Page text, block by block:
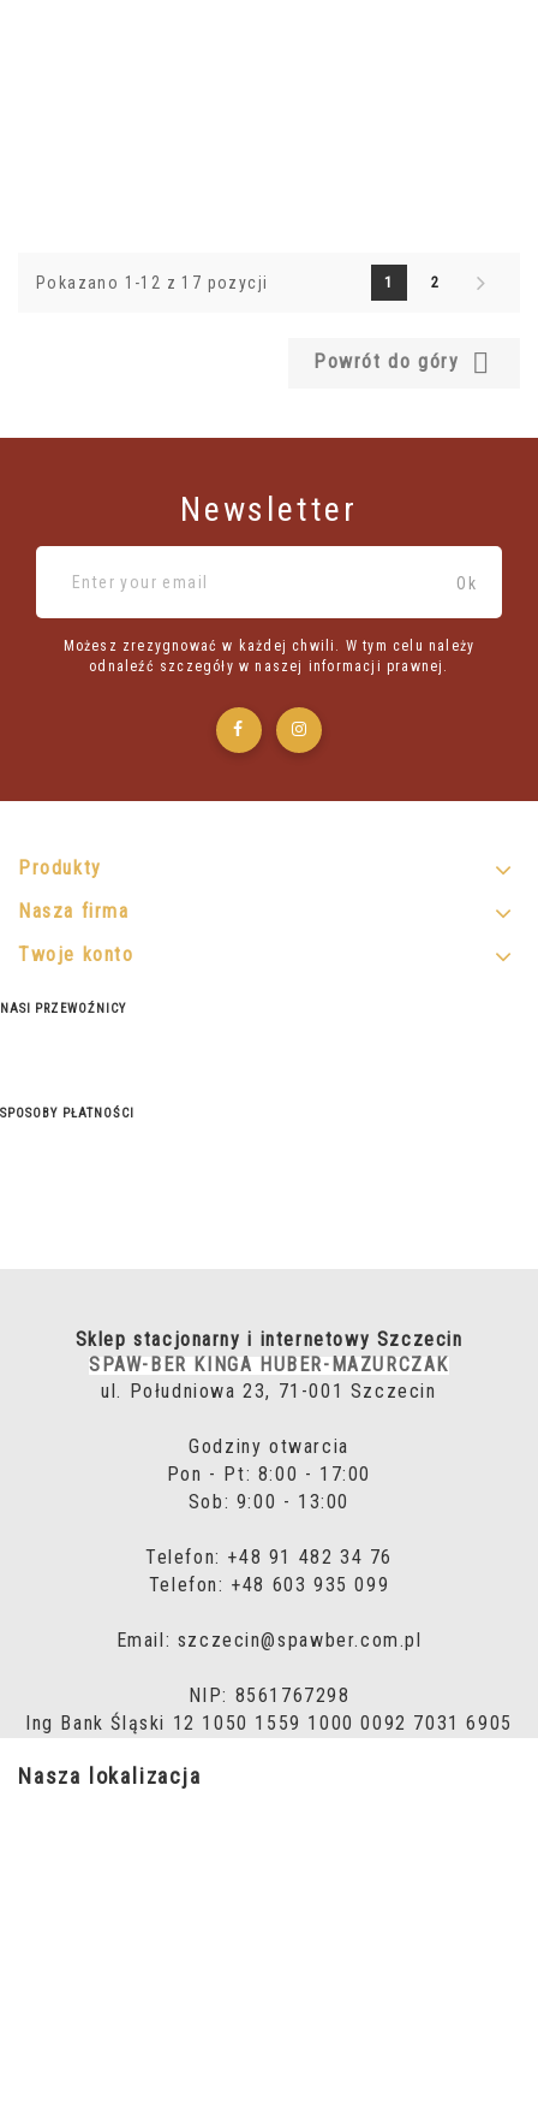
Pokazano 1-12 z 17 pozycji 1 2
Powrót do góry 
Newsletter
Możesz zrezygnować w każdej chwili. W tym celu należy
odnaleźć szczegóły w naszej informacji prawnej.
Produkty
Nasza firma
Twoje konto
NASI PRZEWOŹNICY
SPOSOBY PŁATNOŚCI
Sklep stacjonarny i internetowy Szczecin
SPAW-BER KINGA HUBER-MAZURCZAK
ul. Południowa 23, 71-001 Szczecin
Godziny otwarcia
Pon - Pt: 8:00 - 17:00
Sob: 9:00 - 13:00
Telefon: +48 91 482 34 76
Telefon: +48 603 935 099
Email: szczecin@spawber.com.pl
NIP: 8561767298
Ing Bank Śląski 12 1050 1559 1000 0092 7031 6905
Nasza lokalizacja